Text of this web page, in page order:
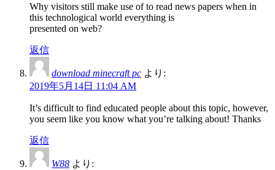
Why visitors still make use of to read news papers when in
this technological world everything is
presented on web?
返信
download minecraft pc より:
2019年5月14日 11:04 AM
It’s difficult to find educated people about this topic, however,
you seem like you know what you’re talking about! Thanks
返信
W88 より: